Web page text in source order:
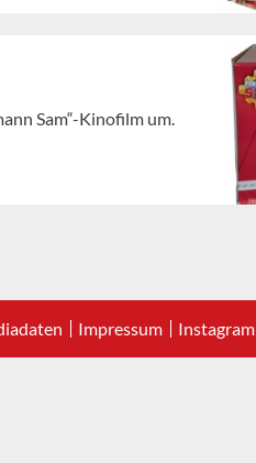
Sam“-Kinofilm um.
Impressum Instagram